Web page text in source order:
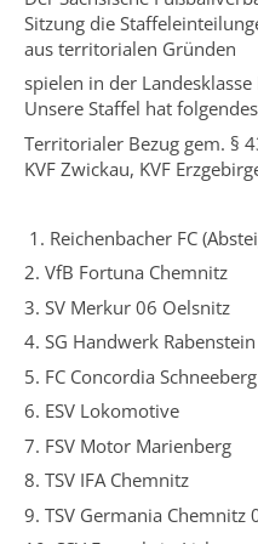
Sitzung die
aus territorialen Gründen
spielen in der
Unsere Staffel hat
Territorialer Bezug gem. §
KVF Zwickau, KVF
1. Reichenbacher FC
2. VfB Fortuna Chemnitz
3. SV Merkur 06 Oelsnitz
4. SG Handwerk Rabenstein
5. FC Concordia Schneeberg
6. ESV Lokomotive
7. FSV Motor Marienberg
8. TSV IFA Chemnitz
9. TSV Germania Chemnitz